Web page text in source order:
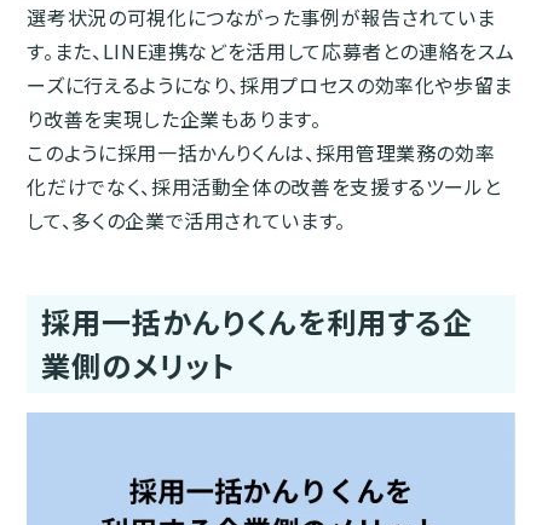
選考状況の可視化につながった事例が報告されていま
す。また、LINE連携などを活用して応募者との連絡をスム
ーズに行えるようになり、採用プロセスの効率化や歩留ま
り改善を実現した企業もあります。
このように採用一括かんりくんは、採用管理業務の効率
化だけでなく、採用活動全体の改善を支援するツールと
して、多くの企業で活用されています。
採用一括かんりくんを利用する企
業側のメリット